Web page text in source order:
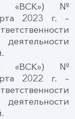
«ВСК») №
2023 г. –
«ВСК») №
2022 г. –